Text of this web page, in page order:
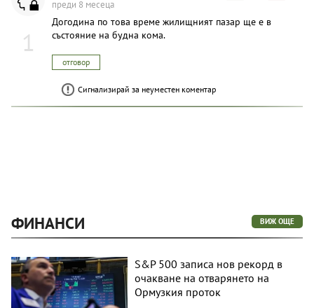
1
преди 8 месеца
Догодина по това време жилищният пазар ще е в
състояние на будна кома.
отговор
Сигнализирай за неуместен коментар
ФИНАНСИ ВИЖ ОЩЕ
S&P 500 записа нов рекорд в
очакване на отварянето на
Ормузкия проток